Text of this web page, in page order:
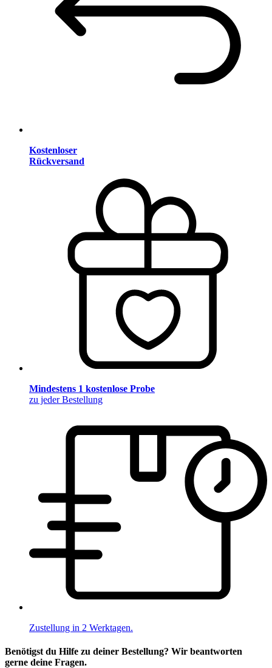
Kostenloser
Rückversand
Mindestens 1 kostenlose Probe
zu jeder Bestellung
Zustellung in 2 Werktagen.
Benötigst du Hilfe zu deiner Bestellung? Wir beantworten
gerne deine Fragen.